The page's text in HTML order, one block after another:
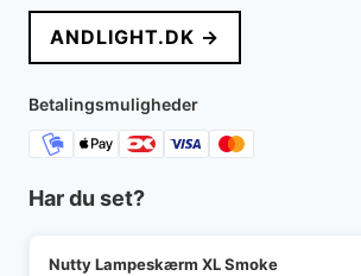
pris
var:
18.995 kr..
ANDLIGHT.DK →
Betalingsmuligheder
Har du set?
Nutty Lampeskærm XL Smoke